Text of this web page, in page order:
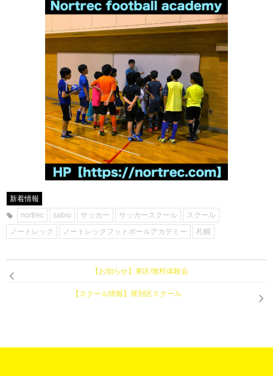
新着情報
nortrec
sabio サッカー サッカースクール
スクール
ノートレック
ノートレックフットボールアカデミー 札幌
【お知らせ】東区/無料体験会
【スクール情報】厚別区スクール